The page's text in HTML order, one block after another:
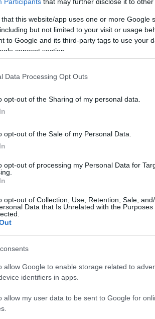
that this website/app uses one or more Google
but not limited to your visit or usage
to Google and its third-party tags to use your
consent section.
Data Processing Opt Outs
opt-out of the Sharing of my personal data.
opt-out of the Sale of my Personal Data.
opt-out of processing my Personal Data for
opt-out of Collection, Use, Retention, Sale,
Data that Is Unrelated with the Purposes
allow Google to enable storage related to
identifiers in apps.
allow my user data to be sent to Google for
Tula Ellice Finklea néven.
nem tudta rendesen kimondani, hogy
után még gyengébb lett. A szülei
balett jó módszernek tűnt, hogy